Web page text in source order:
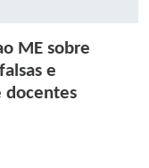
ME sobre
e
docentes